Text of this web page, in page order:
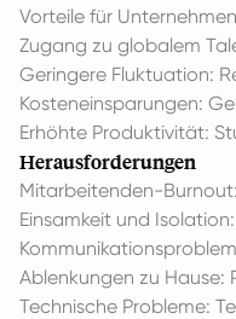
Vorteile für Unternehmen
Zugang zu globalem
Geringere Fluktuation:
Kosteneinsparungen:
Erhöhte Produktivität:
Herausforderungen
Mitarbeitenden-
Einsamkeit und
Ablenkungen zu Hause:
Technische Probleme: